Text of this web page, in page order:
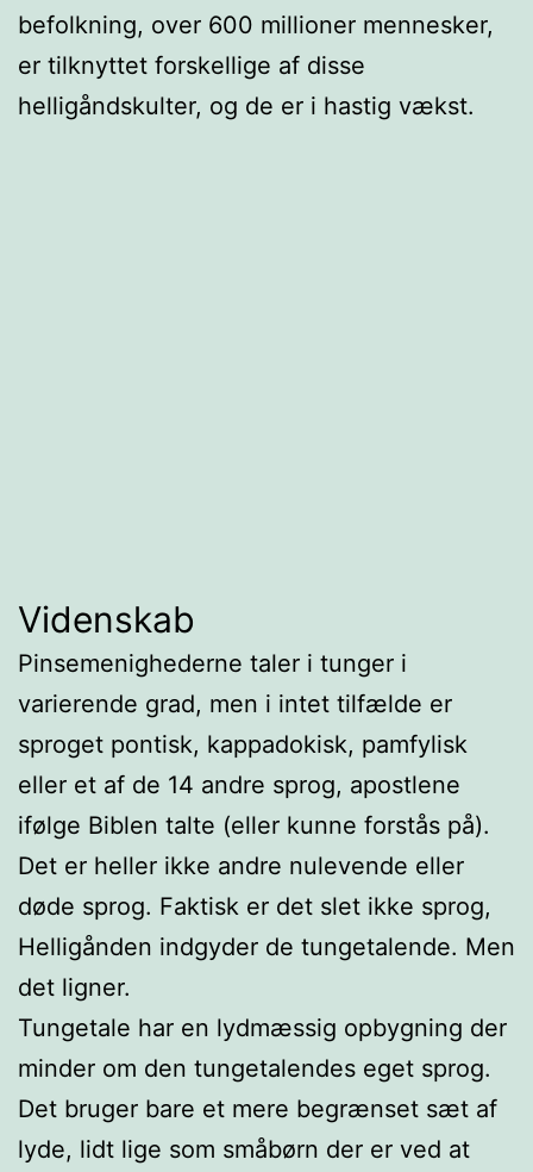
befolkning, over 600 millioner mennesker,
er tilknyttet forskellige af disse
helligåndskulter, og de er i hastig vækst.
Videnskab
Pinsemenighederne taler i tunger i
varierende grad, men i intet tilfælde er
sproget pontisk, kappadokisk, pamfylisk
eller et af de 14 andre sprog, apostlene
ifølge Biblen talte (eller kunne forstås på).
Det er heller ikke andre nulevende eller
døde sprog. Faktisk er det slet ikke sprog,
Helligånden indgyder de tungetalende. Men
det ligner.
Tungetale har en lydmæssig opbygning der
minder om den tungetalendes eget sprog.
Det bruger bare et mere begrænset sæt af
lyde, lidt lige som småbørn der er ved at